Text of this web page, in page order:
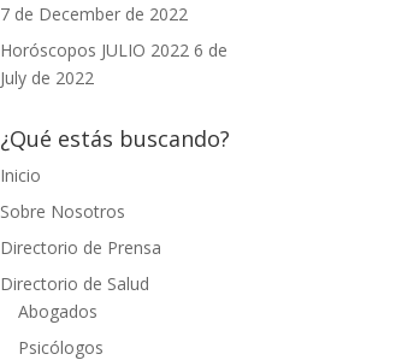
7 de December de 2022
Horóscopos JULIO 2022 6 de
July de 2022
¿Qué estás buscando?
Inicio
Sobre Nosotros
Directorio de Prensa
Directorio de Salud
Abogados
Psicólogos